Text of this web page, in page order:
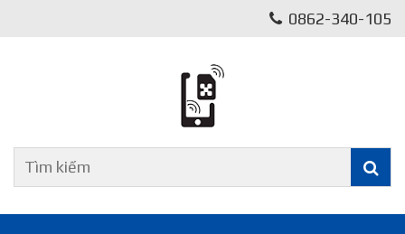
0862-340-105